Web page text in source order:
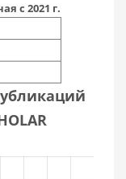
с 2021 г.